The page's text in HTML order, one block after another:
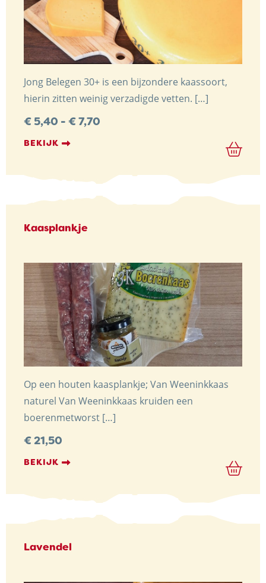
Jong Belegen 30+ is een bijzondere kaassoort,
hierin zitten weinig verzadigde vetten. […]
€ 5,40 - €7,70
BEKIJK
Kaasplankje
Op een houten kaasplankje; Van Weeninkkaas
naturel Van Weeninkkaas kruiden een
boerenmetworst […]
€21,50
BEKIJK
Lavendel